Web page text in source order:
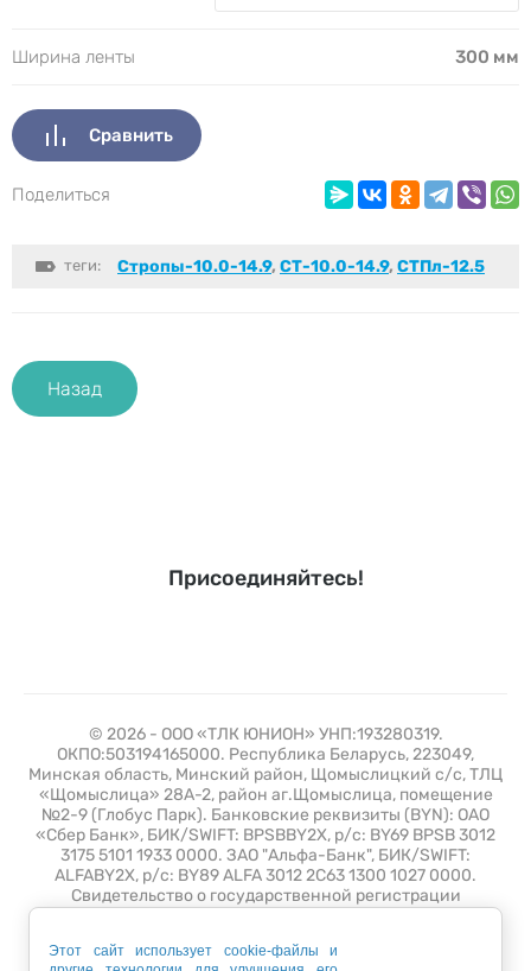
Ширина ленты 300 мм
Сравнить
Поделиться
теги: Стропы-10.0-14.9, СТ-10.0-14.9, СТПл-12.5
Назад
Присоединяйтесь!
© 2026 - ООО «ТЛК ЮНИОН» УНП:193280319.
ОКПО:503194165000. Республика Беларусь, 223049,
Минская область, Минский район, Щомыслицкий с/с, ТЛЦ
«Щомыслица» 28А-2, район аг.Щомыслица, помещение
№2-9 (Глобус Парк). Банковские реквизиты (BYN): ОАО
«Сбер Банк», БИК/SWIFT: BPSBBY2X, р/с: BY69 BPSB 3012
3175 5101 1933 0000. ЗАО "Альфа-Банк", БИК/SWIFT:
ALFABY2X, р/с: BY89 ALFA 3012 2C63 1300 1027 0000.
Свидетельство о государственной регистрации
апреля 2021 года с регистрационным номером 508389.
Этот сайт использует cookie-файлы и